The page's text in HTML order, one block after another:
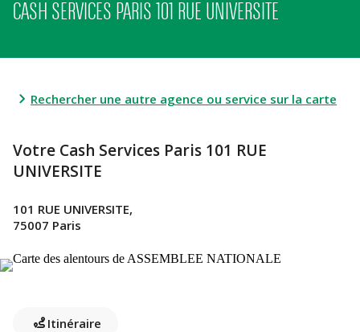
CASH SERVICES PARIS 101 RUE UNIVERSITE
Rechercher une autre agence ou service sur la carte
Votre Cash Services Paris 101 RUE
UNIVERSITE
101 RUE UNIVERSITE,
75007 Paris
Itinéraire